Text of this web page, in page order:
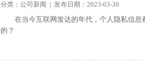
分类：公司新闻 | 发布日期：2023-03-30
在当今互联网发达的年代，个人隐私信
的？